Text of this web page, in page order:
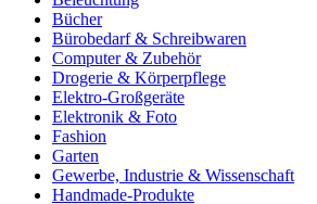
Bücher
Bürobedarf & Schreibwaren
Computer & Zubehör
Drogerie & Körperpflege
Elektro-Großgeräte
Elektronik & Foto
Fashion
Garten
Gewerbe, Industrie & Wissenschaft
Handmade-Produkte